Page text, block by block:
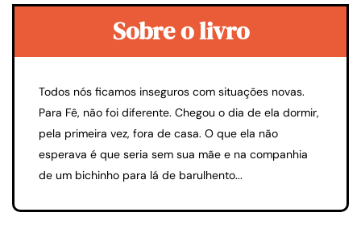
Sobre o livro
Todos nós ficamos inseguros com situações novas.
Para Fê, não foi diferente. Chegou o dia de ela dormir,
pela primeira vez, fora de casa. O que ela não
esperava é que seria sem sua mãe e na companhia
de um bichinho para lá de barulhento...